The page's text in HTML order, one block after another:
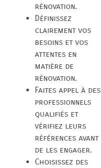
rénovation.
Définissez
clairement vos
besoins et vos
attentes en
matière de
rénovation.
Faites appel à des
professionnels
qualifiés et
vérifiez leurs
références avant
de les engager.
Choisissez des